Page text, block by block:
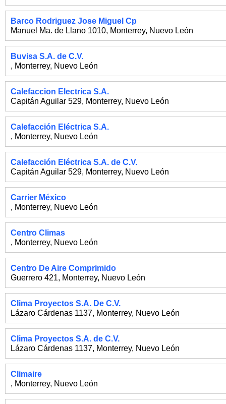
Barco Rodriguez Jose Miguel Cp
Manuel Ma. de Llano 1010, Monterrey, Nuevo León
Buvisa S.A. de C.V.
, Monterrey, Nuevo León
Calefaccion Electrica S.A.
Capitán Aguilar 529, Monterrey, Nuevo León
Calefacción Eléctrica S.A.
, Monterrey, Nuevo León
Calefacción Eléctrica S.A. de C.V.
Capitán Aguilar 529, Monterrey, Nuevo León
Carrier México
, Monterrey, Nuevo León
Centro Climas
, Monterrey, Nuevo León
Centro De Aire Comprimido
Guerrero 421, Monterrey, Nuevo León
Clima Proyectos S.A. De C.V.
Lázaro Cárdenas 1137, Monterrey, Nuevo León
Clima Proyectos S.A. de C.V.
Lázaro Cárdenas 1137, Monterrey, Nuevo León
Climaire
, Monterrey, Nuevo León